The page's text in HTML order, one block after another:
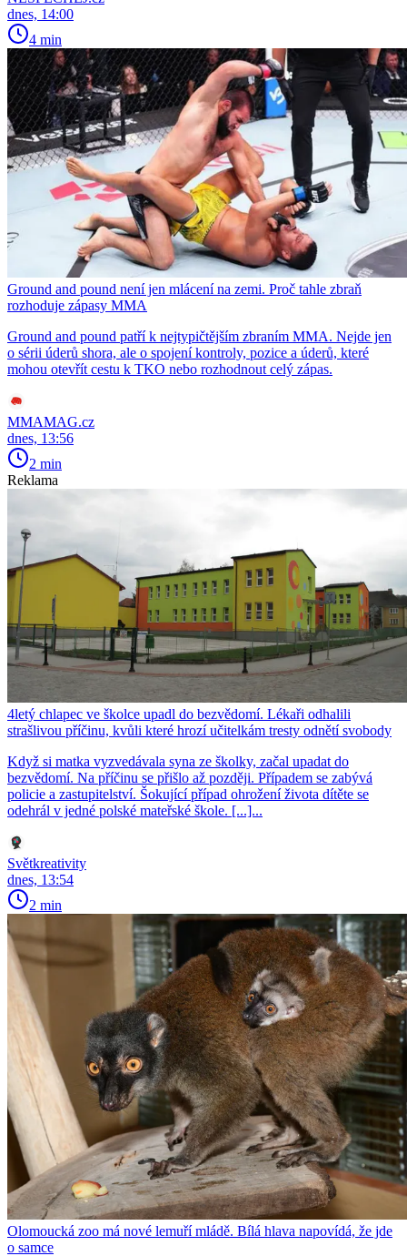
dnes, 14:00
4 min
Ground and pound není jen mlácení na zemi. Proč tahle zbraň
rozhoduje zápasy MMA
Ground and pound patří k nejtypičtějším zbraním MMA. Nejde jen
o sérii úderů shora, ale o spojení kontroly, pozice a úderů, které
mohou otevřít cestu k TKO nebo rozhodnout celý zápas.
MMAMAG.cz
dnes, 13:56
2 min
Reklama
4letý chlapec ve školce upadl do bezvědomí. Lékaři odhalili
strašlivou příčinu, kvůli které hrozí učitelkám tresty odnětí svobody
Když si matka vyzvedávala syna ze školky, začal upadat do
bezvědomí. Na příčinu se přišlo až později. Případem se zabývá
policie a zastupitelství. Šokující případ ohrožení života dítěte se
odehrál v jedné polské mateřské škole. [...]...
Světkreativity
dnes, 13:54
2 min
Olomoucká zoo má nové lemuří mládě. Bílá hlava napovídá, že jde
o samce